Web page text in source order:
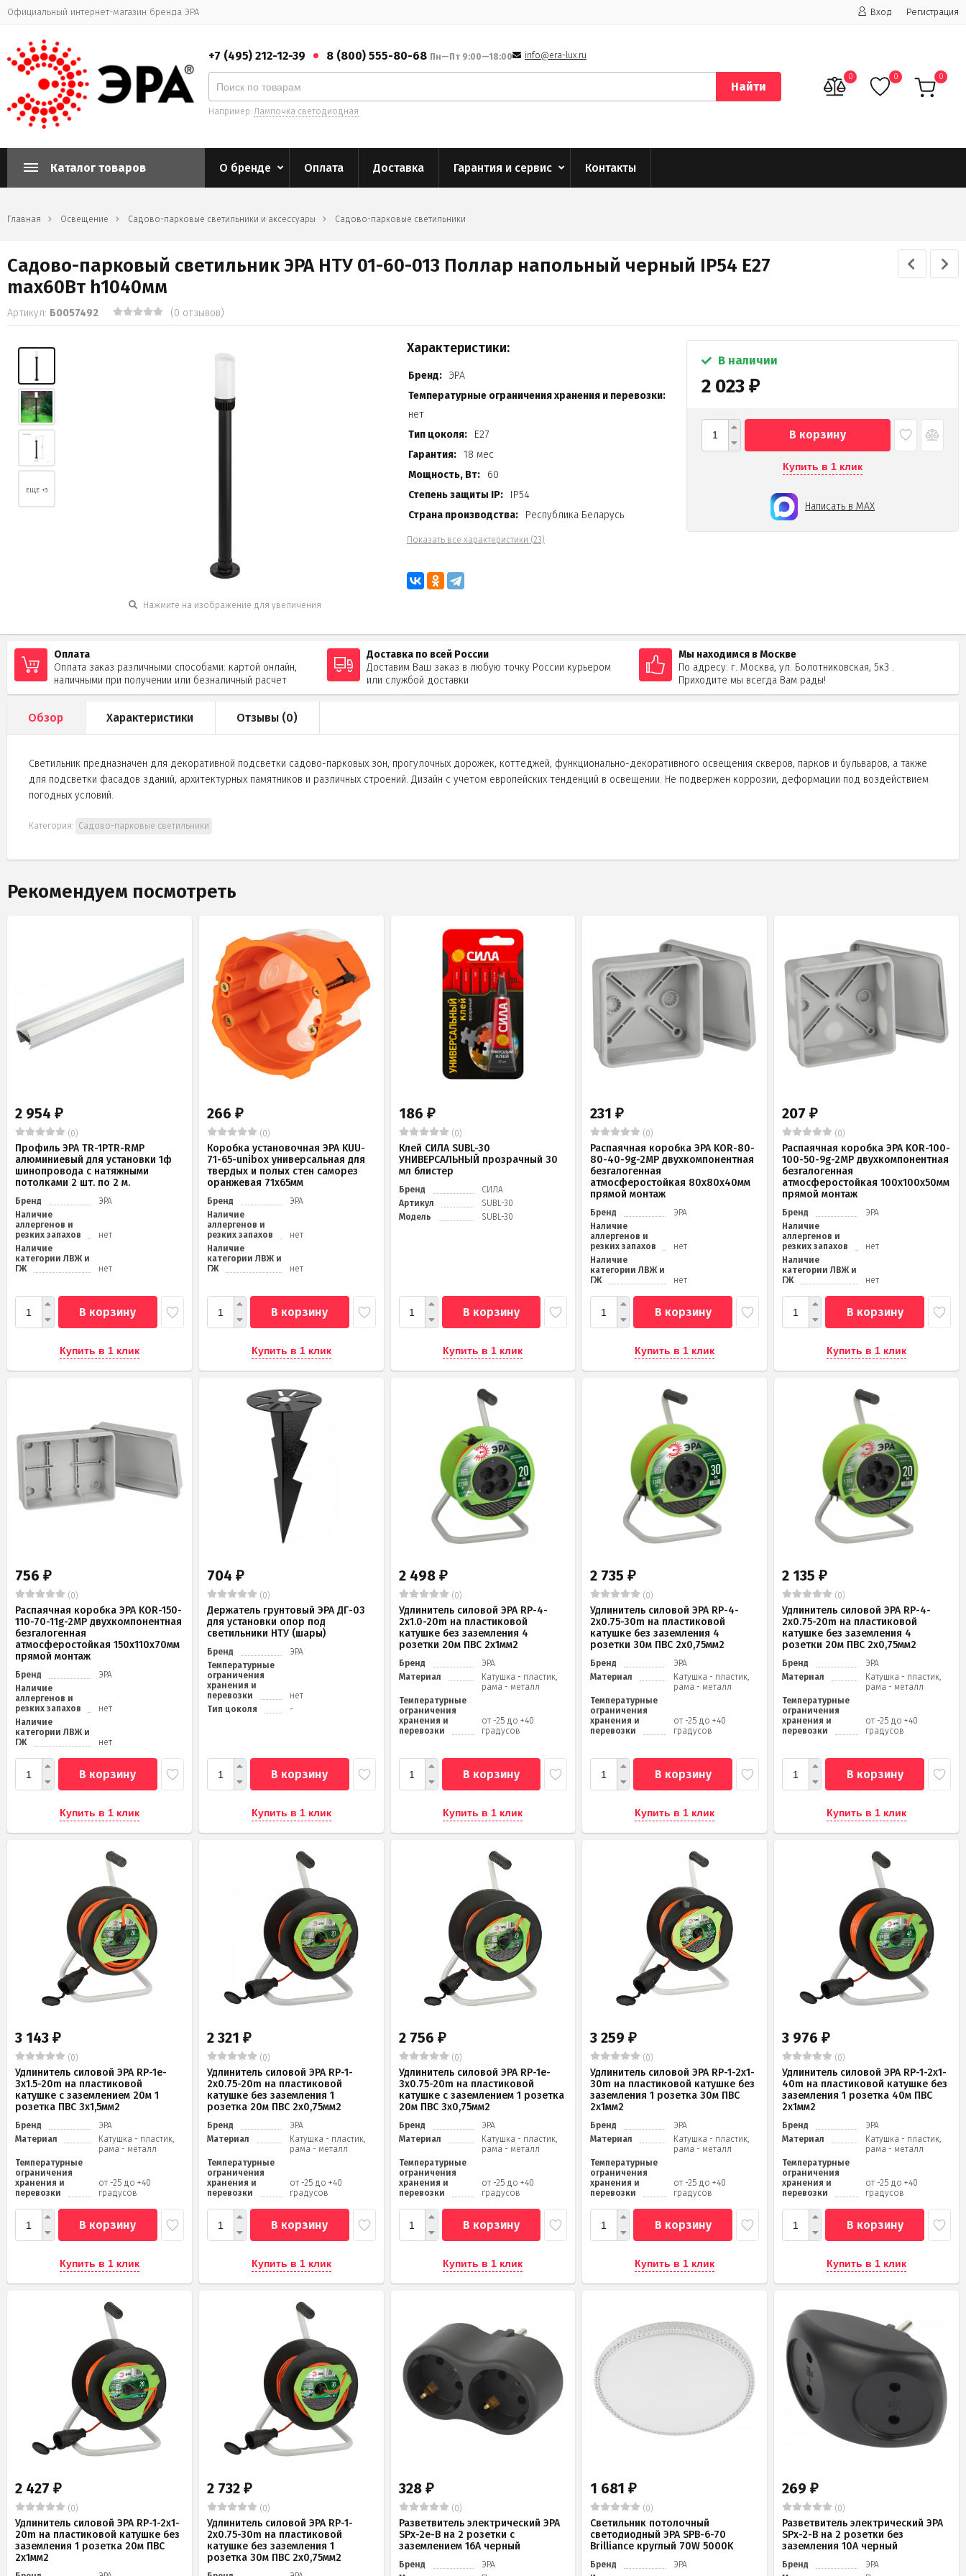
Официальный интернет-магазин бренда ЭРА Вход Регистрация
+7 (495) 212-12-39 8 (800) 555-80-68 Пн—Пт 9:00—18:00 info@era-lux.ru
Найти
Например: Лампочка светодиодная
0 0 0
Каталог товаров О бренде Оплата Доставка Гарантия и сервис Контакты
Главная Освещение Садово-парковые светильники и аксессуары Садово-парковые светильники
Садово-парковый светильник ЭРА НТУ 01-60-013 Поллар напольный черный IP54 Е27
max60Вт h1040мм
Артикул: Б0057492 (0 отзывов)
Нажмите на изображение для увеличения
ЕЩЕ +3
Характеристики:
Бренд: ЭРА
Температурные ограничения хранения и перевозки:
нет
Тип цоколя:
Е27
Гарантия: 18 мес
Мощность, Вт:
60
Степень защиты IP:
IP54
Страна производства:
Республика Беларусь
Показать все характеристики (23)
В наличии
2 023 ₽
В корзину
Купить в 1 клик
Написать в MAX
Оплата
Оплата заказ различными способами: картой онлайн,
наличными при получении или безналичный расчет
Доставка по всей России
Доставим Ваш заказ в любую точку России курьером
или службой доставки
Мы находимся в Москве
По адресу: г. Москва, ул. Болотниковская, 5к3 .
Приходите мы всегда Вам рады!
Обзор Характеристики Отзывы (0)
Светильник предназначен для декоративной подсветки садово-парковых зон, прогулочных дорожек, коттеджей, функционально-декоративного освещения скверов, парков и бульваров, а также
для подсветки фасадов зданий, архитектурных памятников и различных строений. Дизайн с учетом европейских тенденций в освещении. Не подвержен коррозии, деформации под воздействием
погодных условий.
Категория: Садово-парковые светильники
Рекомендуем посмотреть
2 954 ₽
(0)
Профиль ЭРА TR-1PTR-RMP
алюминиевый для установки 1ф
шинопровода с натяжными
потолками 2 шт. по 2 м.
Бренд
ЭРА
Наличие
аллергенов и
резких запахов
нет
Наличие
категории ЛВЖ и
ГЖ
нет
В корзину
Купить в 1 клик
266 ₽
(0)
Коробка установочная ЭРА KUU-
71-65-unibox универсальная для
твердых и полых стен саморез
оранжевая 71х65мм
Бренд
ЭРА
Наличие
аллергенов и
резких запахов
нет
Наличие
категории ЛВЖ и
ГЖ
нет
В корзину
Купить в 1 клик
186 ₽
(0)
Клей СИЛА SUBL-30
УНИВЕРСАЛЬНЫЙ прозрачный 30
мл блистер
Бренд
СИЛА
Артикул
SUBL-30
Модель
SUBL-30
В корзину
Купить в 1 клик
231₽
(0)
Распаячная коробка ЭРА KOR-80-
80-40-9g-2MP двухкомпонентная
безгалогенная
атмосферостойкая 80х80х40мм
прямой монтаж
Бренд
ЭРА
Наличие
аллергенов и
резких запахов
нет
Наличие
категории ЛВЖ и
ГЖ
нет
В корзину
Купить в 1 клик
207₽
(0)
Распаячная коробка ЭРА KOR-100-
100-50-9g-2MP двухкомпонентная
безгалогенная
атмосферостойкая 100х100х50мм
прямой монтаж
Бренд
ЭРА
Наличие
аллергенов и
резких запахов
нет
Наличие
категории ЛВЖ и
ГЖ
нет
В корзину
Купить в 1 клик
756 ₽
(0)
Распаячная коробка ЭРА KOR-150-
110-70-11g-2MP двухкомпонентная
безгалогенная
атмосферостойкая 150х110х70мм
прямой монтаж
Бренд
ЭРА
Наличие
аллергенов и
резких запахов
нет
Наличие
категории ЛВЖ и
ГЖ
нет
В корзину
Купить в 1 клик
704 ₽
(0)
Держатель грунтовый ЭРА ДГ-03
для установки опор под
светильники НТУ (шары)
Бренд
ЭРА
Температурные
ограничения
хранения и
перевозки
нет
Тип цоколя
-
В корзину
Купить в 1 клик
2 498 ₽
(0)
Удлинитель силовой ЭРА RP-4-
2x1.0-20m на пластиковой
катушке без заземления 4
розетки 20м ПВС 2х1мм2
Бренд
ЭРА
Материал
Катушка - пластик,
рама - металл
Температурные
ограничения
хранения и
перевозки
от -25 до +40
градусов
В корзину
Купить в 1 клик
2 735₽
(0)
Удлинитель силовой ЭРА RP-4-
2x0.75-30m на пластиковой
катушке без заземления 4
розетки 30м ПВС 2х0,75мм2
Бренд
ЭРА
Материал
Катушка - пластик,
рама - металл
Температурные
ограничения
хранения и
перевозки
от -25 до +40
градусов
В корзину
Купить в 1 клик
2 135₽
(0)
Удлинитель силовой ЭРА RP-4-
2x0.75-20m на пластиковой
катушке без заземления 4
розетки 20м ПВС 2х0,75мм2
Бренд
ЭРА
Материал
Катушка - пластик,
рама - металл
Температурные
ограничения
хранения и
перевозки
от -25 до +40
градусов
В корзину
Купить в 1 клик
3 143 ₽
(0)
Удлинитель силовой ЭРА RP-1e-
3x1.5-20m на пластиковой
катушке c заземлением 20м 1
розетка ПВС 3х1,5мм2
Бренд
ЭРА
Материал
Катушка - пластик,
рама - металл
Температурные
ограничения
хранения и
перевозки
от -25 до +40
градусов
В корзину
Купить в 1 клик
2 321 ₽
(0)
Удлинитель силовой ЭРА RP-1-
2x0.75-20m на пластиковой
катушке без заземления 1
розетка 20м ПВС 2х0,75мм2
Бренд
ЭРА
Материал
Катушка - пластик,
рама - металл
Температурные
ограничения
хранения и
перевозки
от -25 до +40
градусов
В корзину
Купить в 1 клик
2 756 ₽
(0)
Удлинитель силовой ЭРА RP-1e-
3х0.75-20m на пластиковой
катушке c заземлением 1 розетка
20м ПВС 3х0,75мм2
Бренд
ЭРА
Материал
Катушка - пластик,
рама - металл
Температурные
ограничения
хранения и
перевозки
от -25 до +40
градусов
В корзину
Купить в 1 клик
3 259₽
(0)
Удлинитель силовой ЭРА RP-1-2x1-
30m на пластиковой катушке без
заземления 1 розетка 30м ПВС
2x1мм2
Бренд
ЭРА
Материал
Катушка - пластик,
рама - металл
Температурные
ограничения
хранения и
перевозки
от -25 до +40
градусов
В корзину
Купить в 1 клик
3 976₽
(0)
Удлинитель силовой ЭРА RP-1-2x1-
40m на пластиковой катушке без
заземления 1 розетка 40м ПВС
2x1мм2
Бренд
ЭРА
Материал
Катушка - пластик,
рама - металл
Температурные
ограничения
хранения и
перевозки
от -25 до +40
градусов
В корзину
Купить в 1 клик
2 427 ₽
(0)
Удлинитель силовой ЭРА RP-1-2x1-
20m на пластиковой катушке без
заземления 1 розетка 20м ПВС
2х1мм2
2 732 ₽
(0)
Удлинитель силовой ЭРА RP-1-
2x0.75-30m на пластиковой
катушке без заземления 1
розетка 30м ПВС 2х0,75мм2
328 ₽
(0)
Разветвитель электрический ЭРА
SPx-2e-B на 2 розетки с
заземлением 16А черный
Бренд
ЭРА
1 681₽
(0)
Светильник потолочный
светодиодный ЭРА SPB-6-70
Brilliance круглый 70W 5000K
Бренд
ЭРА
269₽
(0)
Разветвитель электрический ЭРА
SPx-2-B на 2 розетки без
заземления 10А черный
Бренд
ЭРА